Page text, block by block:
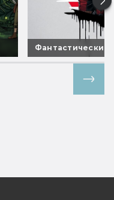
Фантастические